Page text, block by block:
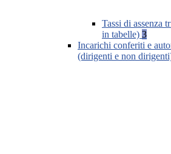
Tassi di assenza
in tabelle) 3
Incarichi conferiti e
(dirigenti e non